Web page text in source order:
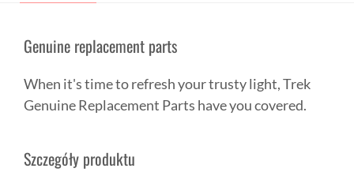
Genuine replacement parts
When it's time to refresh your trusty light, Trek
Genuine Replacement Parts have you covered.
Szczegóły produktu